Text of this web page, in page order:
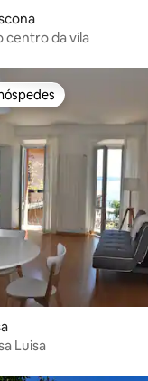
centro da vila
preferidos dos hóspedes
Luisa